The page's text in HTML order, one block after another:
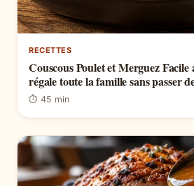
RECETTES
Couscous Poulet et Merguez
régale toute la famille sans passer
⏱ 45 min